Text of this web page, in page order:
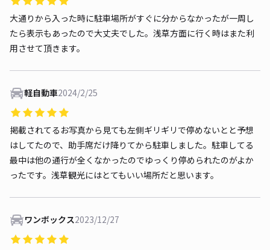
大通りから入った時に駐車場所がすぐに分からなかったが一周し
たら表示もあったので大丈夫でした。浅草方面に行く時はまた利
用させて頂きます。
軽自動車2024/2/25
掲載されてるお写真から見ても左側ギリギリで停めないとと予想
はしてたので、助手席だけ降りてから駐車しました。駐車してる
最中は他の通行が全くなかったのでゆっくり停められたのがよか
ったです。浅草観光にはとてもいい場所だと思います。
ワンボックス2023/12/27